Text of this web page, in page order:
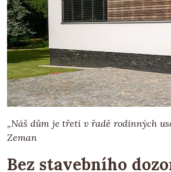
„Náš dům je třetí v řadě rodinných
Zeman
Bez stavebního